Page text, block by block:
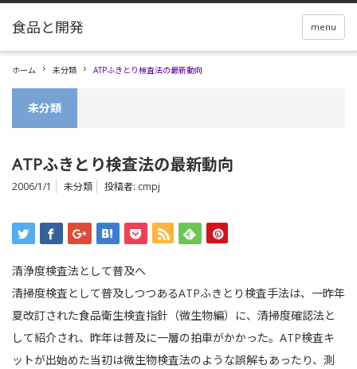
menu
ホーム 未分類 ATPふきとり検査法の最新動向
未分類
ATPふきとり検査法の最新動向
2006/1/1 未分類 投稿者: cmpj
清浄度検査法として普及へ
清掃度検査として普及しつつあるATPふきとり検査手法は、一昨年
夏改訂された食品衛生検査指針（微生物編）に、清掃度確認法と
して紹介され、昨年は普及に一層の拍車がかかった。ATP検査キ
ットが出始めた当初は微生物検査法のような誤解もあったり、測